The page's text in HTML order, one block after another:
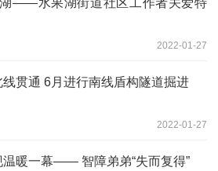
2022-01-27
贯通 6月进行南线盾构隧道掘进
2022-01-27
暖一幕—— 智障弟弟“失而复得”